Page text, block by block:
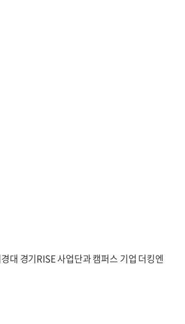
대 경기RISE 사업단과 캠퍼스 기업 더킹엔